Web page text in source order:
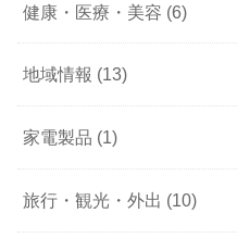
健康・医療・美容 (6)
地域情報 (13)
家電製品 (1)
旅行・観光・外出 (10)